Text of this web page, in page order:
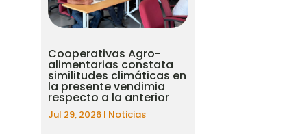
Cooperativas Agro-
alimentarias constata
similitudes climáticas en
la presente vendimia
respecto a la anterior
Jul 29, 2026 | Noticias